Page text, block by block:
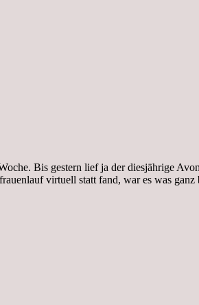
Bis gestern lief ja der diesjährige
virtuell statt fand, war es was